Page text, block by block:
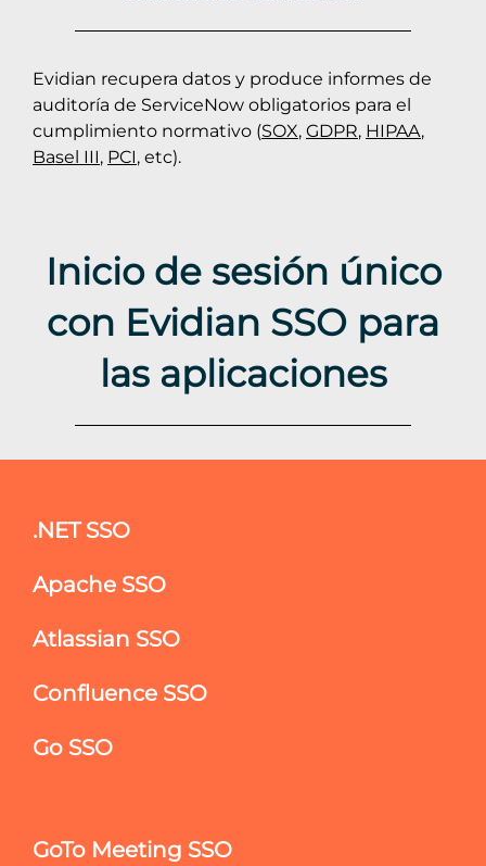
Evidian recupera datos y produce informes de
auditoría de ServiceNow obligatorios para el
cumplimiento normativo (SOX, GDPR, HIPAA,
Basel III, PCI, etc).
Inicio de sesión único
con Evidian SSO para
las aplicaciones
.NET SSO
Apache SSO
Atlassian SSO
Confluence SSO
Go SSO
GoTo Meeting SSO